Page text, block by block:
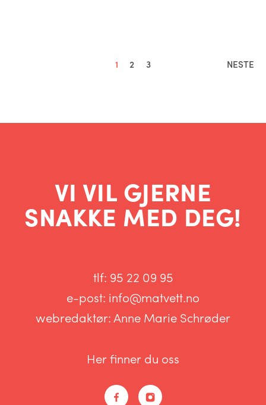
1 2 3 NESTE
VI VIL GJERNE
SNAKKE MED DEG!
tlf: 95 22 09 95
e-post: info@matvett.no
webredaktør:Anne Marie Schrøder
Her finner du oss